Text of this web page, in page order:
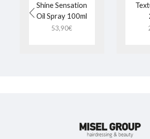
Shine Sensation
Oil Spray 100ml
53,90€